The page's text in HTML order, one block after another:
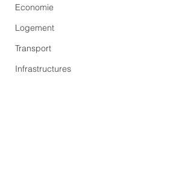
Economie
Logement
Transport
Infrastructures